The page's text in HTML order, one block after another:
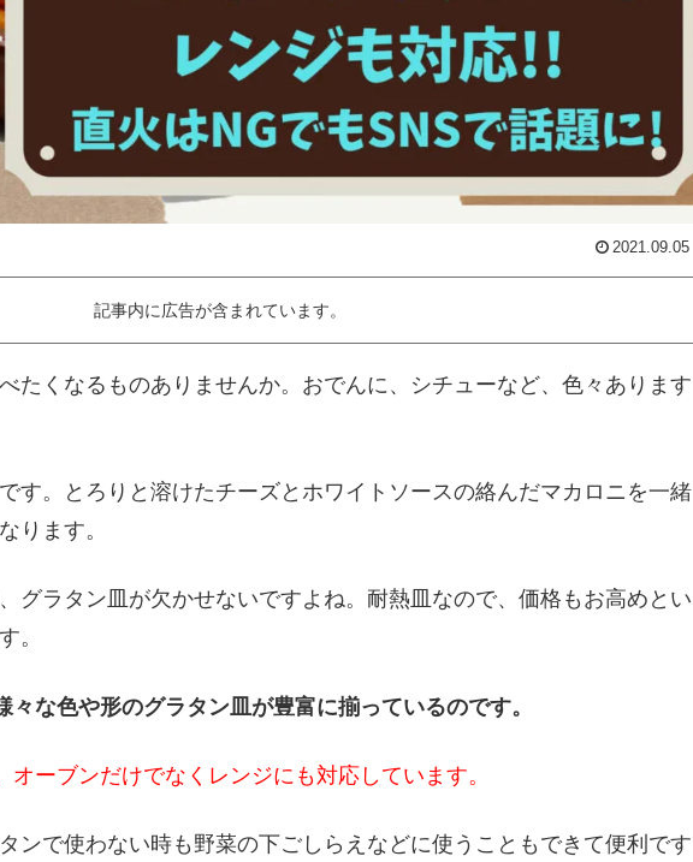
2021.09.05
記事内に広告が含まれています。
たくなるものありませんか。おでんに、シチューなど、色々あります
す。とろりと溶けたチーズとホワイトソースの絡んだマカロニを一緒
ります。
グラタン皿が欠かせないですよね。耐熱皿なので、価格もお高めとい
。
な色や形のグラタン皿が豊富に揃っているのです。
ーブンだけでなくレンジにも対応しています。
ンで使わない時も野菜の下ごしらえなどに使うこともできて便利です